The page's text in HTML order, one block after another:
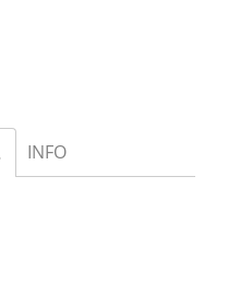
INFO